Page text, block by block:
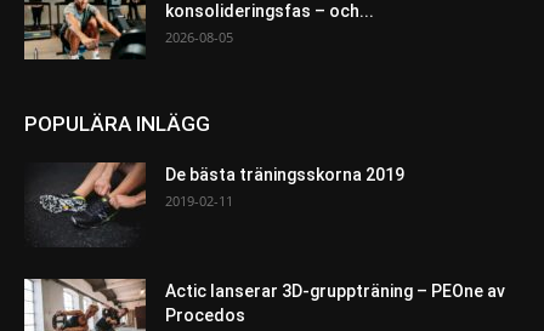
konsolideringsfas – och...
2026-08-05
POPULÄRA INLÄGG
De bästa träningsskorna 2019
2019-02-11
Actic lanserar 3D-gruppträning – PEOne av
Procedos